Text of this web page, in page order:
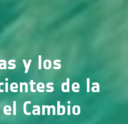
y los
de la
Cambio